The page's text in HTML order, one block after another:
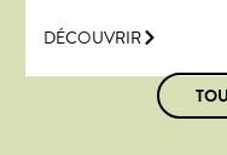
DÉCOUVRIR